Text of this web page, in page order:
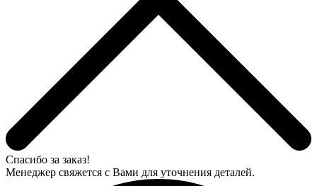
Спасибо за заказ!
Менеджер свяжется с Вами для уточнения деталей.